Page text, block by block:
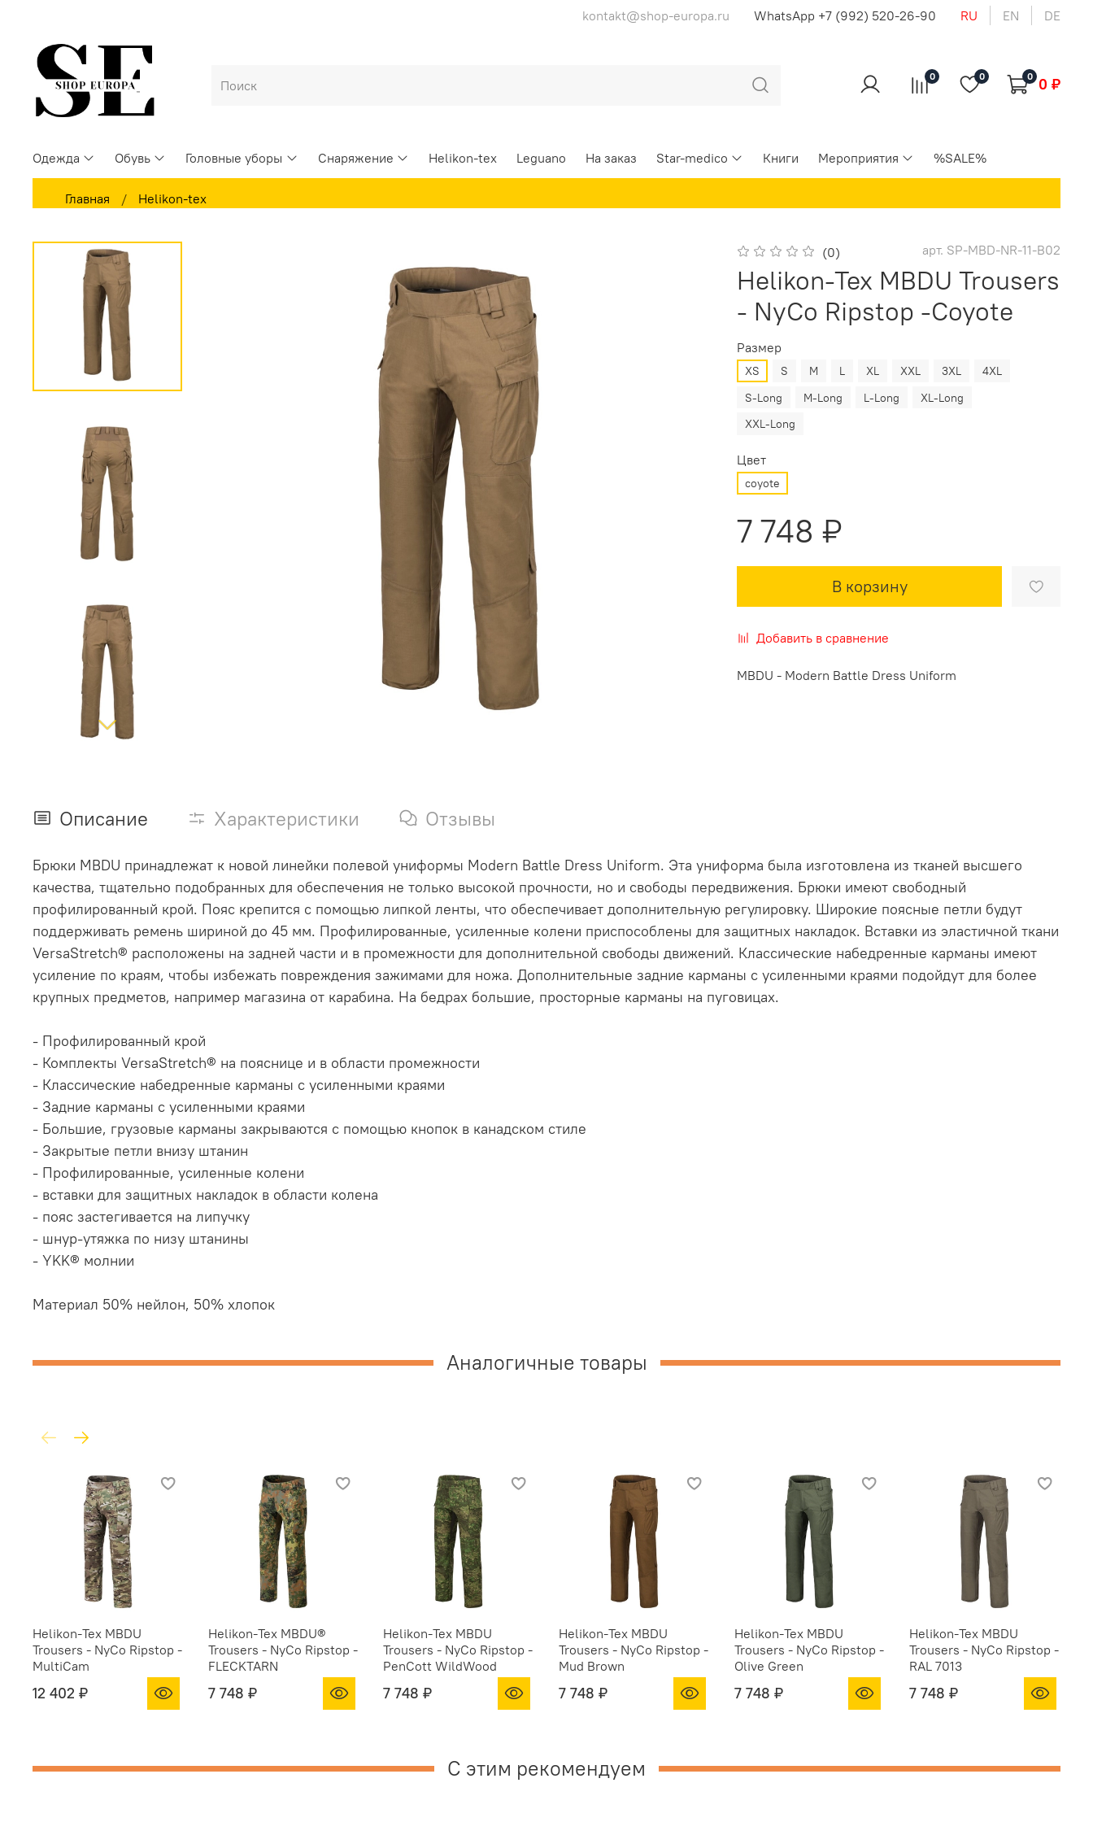
kontakt@shop-europa.ru WhatsApp +7 (992) 520-26-90 RU EN DE
0 0 0 0 ₽
Одежда Обувь Головные уборы Снаряжение Helikon-tex Leguano На заказ Star-medico Книги Мероприятия %SALE%
Главная Helikon-tex
(0) арт. SP-MBD-NR-11-B02
Helikon-Tex MBDU Trousers
- NyCo Ripstop -Coyote
Размер
XS S M L XL XXL 3XL
4XL
S-Long
M-Long L-Long
XL-Long
XXL-Long
Цвет
coyote
7 748 ₽
В корзину
Добавить в сравнение
MBDU - Modern Battle Dress Uniform
Описание Характеристики Отзывы
Брюки MBDU принадлежат к новой линейки полевой униформы Modern Battle Dress Uniform. Эта униформа была изготовлена из тканей высшего
качества, тщательно подобранных для обеспечения не только высокой прочности, но и свободы передвижения. Брюки имеют свободный
профилированный крой. Пояс крепится с помощью липкой ленты, что обеспечивает дополнительную регулировку. Широкие поясные петли будут
поддерживать ремень шириной до 45 мм. Профилированные, усиленные колени приспособлены для защитных накладок. Вставки из эластичной ткани
VersaStretch® расположены на задней части и в промежности для дополнительной свободы движений. Классические набедренные карманы имеют
усиление по краям, чтобы избежать повреждения зажимами для ножа. Дополнительные задние карманы с усиленными краями подойдут для более
крупных предметов, например магазина от карабина. На бедрах большие, просторные карманы на пуговицах.
- Профилированный крой
- Комплекты VersaStretch® на пояснице и в области промежности
- Классические набедренные карманы с усиленными краями
- Задние карманы с усиленными краями
- Большие, грузовые карманы закрываются с помощью кнопок в канадском стиле
- Закрытые петли внизу штанин
- Профилированные, усиленные колени
- вставки для защитных накладок в области колена
- пояс застегивается на липучку
- шнур-утяжка по низу штанины
- YKK® молнии
Материал 50% нейлон, 50% хлопок
Аналогичные товары
Helikon-Tex MBDU
Trousers - NyCo Ripstop -
MultiCam
12 402 ₽
Helikon-Tex MBDU®
Trousers - NyCo Ripstop -
FLECKTARN
7 748 ₽
Helikon-Tex MBDU
Trousers - NyCo Ripstop -
PenCott WildWood
7 748 ₽
Helikon-Tex MBDU
Trousers - NyCo Ripstop -
Mud Brown
7 748 ₽
Helikon-Tex MBDU
Trousers - NyCo Ripstop -
Olive Green
7 748 ₽
Helikon-Tex MBDU
Trousers - NyCo Ripstop -
RAL 7013
7 748 ₽
С этим рекомендуем